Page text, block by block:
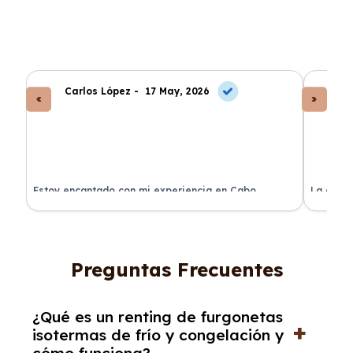
Carlos López - 17 May, 2026
Estoy encantado con mi experiencia en Cabo
Renting. El coche llegó en perfectas condiciones y sin
La
de
Preguntas Frecuentes
¿Qué es un renting de furgonetas
isotermas de frío y congelación y